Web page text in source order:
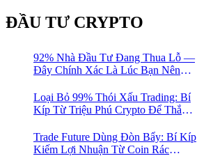
ĐẦU TƯ CRYPTO
92% Nhà Đầu Tư Đang Thua Lỗ —
Đây Chính Xác Là Lúc Bạn Nên
Loại Bỏ 99% Thói Xấu Trading: Bí
Kíp Từ Triệu Phú Crypto Để Thắng
Trade Future Dùng Đòn Bẩy: Bí Kíp
Kiếm Lợi Nhuận Từ Coin Rác